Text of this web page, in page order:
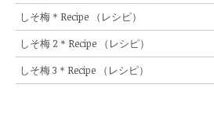
しそ梅＊Recipe （レシピ）
しそ梅 2＊Recipe （レシピ）
しそ梅 3＊Recipe （レシピ）